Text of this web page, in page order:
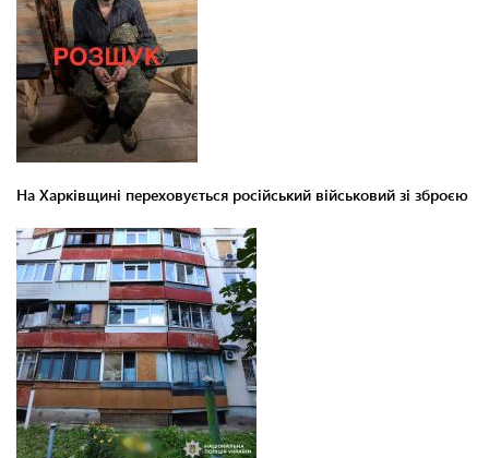
На Харківщині переховується російський військовий зі зброєю